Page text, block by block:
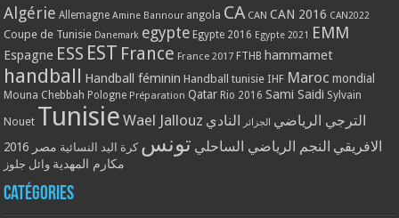
Algérie Allemagne Amine Bannour angola CA CAN CAN 2016 CAN2022
Coupe de Tunisie Danemark egypte Egypte 2016 Egypte 2021 EMM
Espagne ESS EST France France 2017 FTHB hammamet
handball Handball féminin Handball tunisie IHF Maroc mondial
Mouna Chebbah Pologne Préparation Qatar Rio 2016 Sami Saidi Sylvain
Nouet Tunisie Wael Jallouz الترجي الرياضي الجزائر النادي
الافريقي النجم الرياضي الساحلي تونس كرة اليد النسائية مصر 2016
مكارم المهدية وائل جلوز
Catégories